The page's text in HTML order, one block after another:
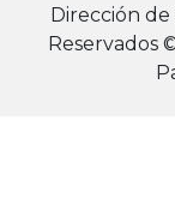
Dirección
Reservados